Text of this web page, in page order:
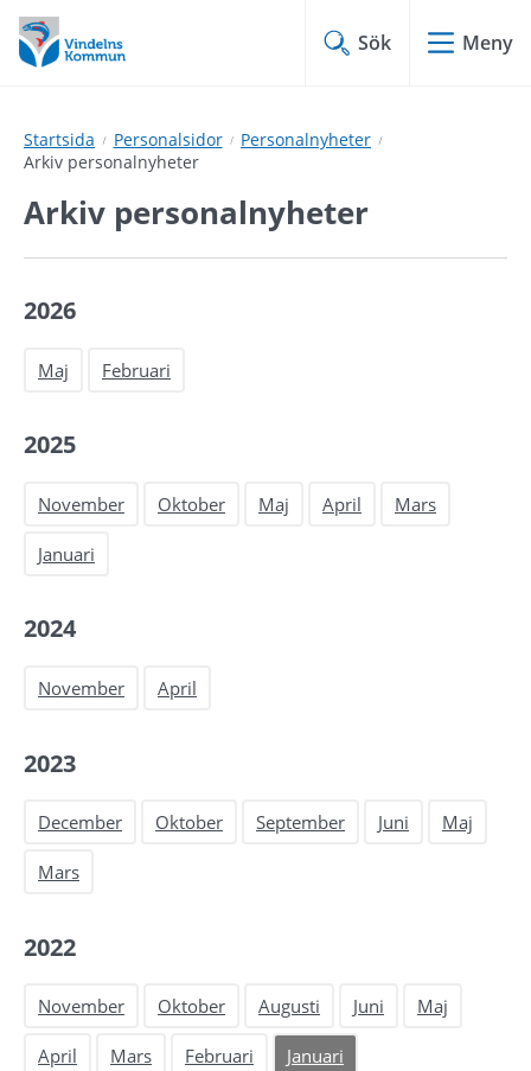
Hoppa
till
innehåll
Hoppa
till
undermeny
Sök Meny
Startsida Personalsidor
Personalnyheter
Arkiv personalnyheter
Arkiv personalnyheter
2026
Maj Februari
2025
November Oktober Maj April Mars
Januari
2024
November April
2023
December Oktober September Juni Maj
Mars
2022
November Oktober Augusti Juni Maj
April Mars Februari Januari